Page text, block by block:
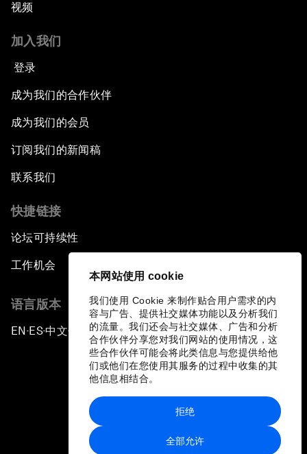
本网站使用 cookie
我们使用 Cookie 来制作贴合用户需求的内
容与广告、提供社交媒体功能以及分析我们
的流量。我们还会与社交媒体、广告和分析
合作伙伴分享您对我们网站的使用情况，这
些合作伙伴可能会将此类信息与您提供给他
们或他们在您使用其服务的过程中收集的其
他信息相结合。
全部允许
拒绝
视频
加入我们
登录
成为我们的合作伙伴
成为我们的会员
订阅我们的新闻稿
联系我们
快捷链接
论坛可持续性
工作机会
语言版本
EN ▪ ES▪中文▪ 日本語
站点地图